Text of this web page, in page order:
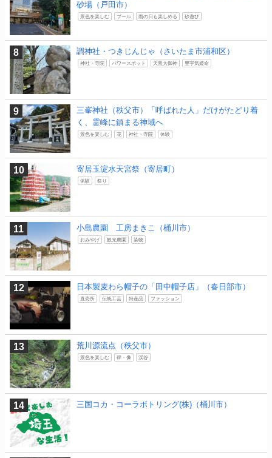
砂場（戸田市）
景色を楽しむ プール 雨の日も楽しめる 砂遊び
調神社・つきじんじゃ（さいたま市浦和区）
神社・寺院 パワースポット 天照大御神 豊宇気姫命
三峯神社（秩父市）「呼ばれた人」だけがたどり着
く、霊峰に鎮まる神域へ
景色を楽しむ 花 神社・寺院 体験
寄居玉淀水天宮祭（寄居町）
体験 祭り
小島農園 工房まきこ（桶川市）
おみやげ 観光農園 染物
日本製麦わら帽子の「田中帽子店」（春日部市）
直売所 伝統工芸 特産品 ファッション
荒川源流点（秩父市）
景色を楽しむ 碑・像 渓谷
三国コカ・コーラボトリング(株)（桶川市）